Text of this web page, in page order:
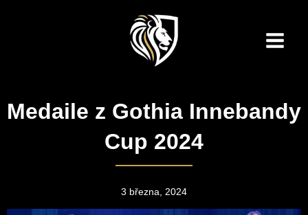
Medaile z Gothia Innebandy
Cup 2024
3 března, 2024